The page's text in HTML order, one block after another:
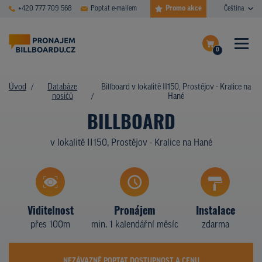
+420 777 709 568 Poptat e-mailem Promo akce Čeština
0
Dokončit poptávku
ČASTÉ DOTAZY
PLOCHY V AKCI
TYPY NOSIČŮ
Z PRAXE
Úvod
Databáze
nosičů
Billboard v lokalitě II150, Prostějov - Kralice na
Hané
BILLBOARD
v lokalitě II150, Prostějov - Kralice na Hané
Viditelnost
přes 100m
Pronájem
min. 1 kalendářní měsíc
Instalace
zdarma